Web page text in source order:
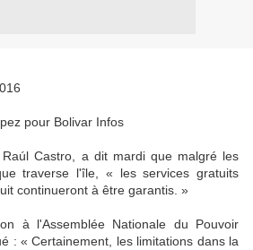
pour Bolivar Infos
Castro, a dit mardi que malgré les
traverse l'île, « les services gratuits
continueront à être garantis. »
à l'Assemblée Nationale du Pouvoir
: « Certainement, les limitations dans la